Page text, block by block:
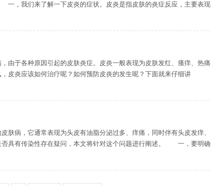
，我们来了解一下皮炎的症状。皮炎是指皮肤的炎症反应，主要表现
各种原因引起的皮肤炎症。皮炎一般表现为皮肤发红、瘙痒、热痛
皮炎应该如何治疗呢？如何预防皮炎的发生呢？下面就来仔细讲
，它通常表现为头皮有油脂分泌过多、痒痛，同时伴有头皮发痒、
否具有传染性存在疑问，本文将针对这个问题进行阐述。 一，要明确